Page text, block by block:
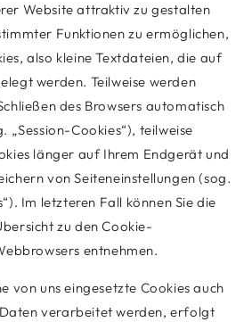
Website attraktiv zu gestalten
Funktionen zu ermöglichen,
also kleine Textdateien, die auf
werden. Teilweise werden
des Browsers automatisch
„Session-Cookies“), teilweise
länger auf Ihrem Endgerät und
von Seiteneinstellungen (sog.
Im letzteren Fall können Sie die
zu den Cookie-
entnehmen.
von uns eingesetzte Cookies auch
verarbeitet werden, erfolgt